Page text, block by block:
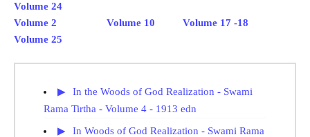
Volume 24
Volume 2
Volume 10
Volume 17 -18
Volume 25
In the Woods of God Realization - Swami
Rama Tirtha - Volume 4 - 1913 edn
In Woods of God Realization - Swami Rama